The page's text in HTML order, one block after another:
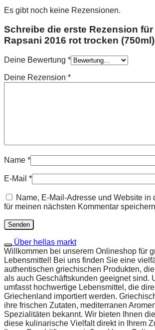
Es gibt noch keine Rezensionen.
Schreibe die erste Rezension für
Rapsani 2016 rot trocken
Deine Bewertung *
Deine Rezension *
Name *
E-Mail *
Name, E-Mail-Adresse und Website in
für meinen nächsten Kommentar
Über hellas markt
Willkommen bei unserem Onlineshop für
Lebensmittel! Bei uns finden Sie eine
authentischen griechischen Produkten,
als auch Geschäftskunden geeignet sind.
umfasst hochwertige Lebensmittel, die
Griechenland importiert werden.
ihre frischen Zutaten, mediterranen
Spezialitäten bekannt. Wir bieten Ihnen
diese kulinarische Vielfalt direkt in Ihrem